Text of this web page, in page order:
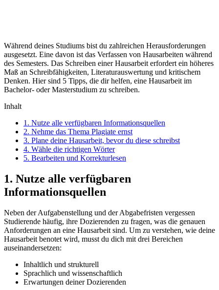
Während deines Studiums bist du zahlreichen Herausforderungen
ausgesetzt. Eine davon ist das Verfassen von Hausarbeiten während
des Semesters. Das Schreiben einer Hausarbeit erfordert ein höheres
Maß an Schreibfähigkeiten, Literaturauswertung und kritischem
Denken. Hier sind 5 Tipps, die dir helfen, eine Hausarbeit im
Bachelor- oder Masterstudium zu schreiben.
Inhalt
1. Nutze alle verfügbaren Informationsquellen
2. Nehme das Thema Plagiate ernst
3. Plane deine Hausarbeit, bevor du diese schreibst
4. Wähle die richtigen Wörter
5. Bearbeiten und Korrekturlesen
1. Nutze alle verfügbaren
Informationsquellen
Neben der Aufgabenstellung und der Abgabefristen vergessen
Studierende häufig, ihre Dozierenden zu fragen, was die genauen
Anforderungen an eine Hausarbeit sind. Um zu verstehen, wie deine
Hausarbeit benotet wird, musst du dich mit drei Bereichen
auseinandersetzen:
Inhaltlich und strukturell
Sprachlich und wissenschaftlich
Erwartungen deiner Dozierenden